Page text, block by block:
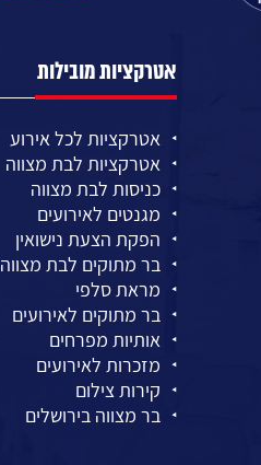
אטרקציות מובילות
אטרקציות לכל אירוע
אטרקציות לבת מצווה
כניסות לבת מצווה
מגנטים לאירועים
הפקת הצעת נישואין
בר מתוקים לבת מצווה
מראת סלפי
בר מתוקים לאירועים
אותיות מפרחים
מזכרות לאירועים
קירות צילום
בר מצווה בירושלים